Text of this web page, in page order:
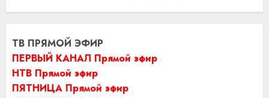
ТВ ПРЯМОЙ ЭФИР
ПЕРВЫЙ КАНАЛ Прямой эфир
НТВ Прямой эфир
ПЯТНИЦА Прямой эфир